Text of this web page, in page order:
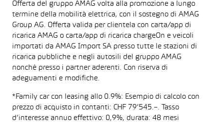
Offerta del gruppo AMAG volta alla promozione a lungo
termine della mobilità elettrica, con il sostegno di AMAG
Group AG. Offerta valida per clientela con carta/app di
ricarica AMAG o carta/app di ricarica chargeOn e veicoli
importati da AMAG Import SA presso tutte le stazioni di
ricarica pubbliche e negli autosili del gruppo AMAG
nonché presso i partner aderenti. Con riserva di
adeguamenti e modifiche.
*Family car con leasing allo 0.9%: Esempio di calcolo con
prezzo di acquisto in contanti: CHF 79’545.–. Tasso
d’interesse annuo effettivo: 0,9%, durata: 48 mesi